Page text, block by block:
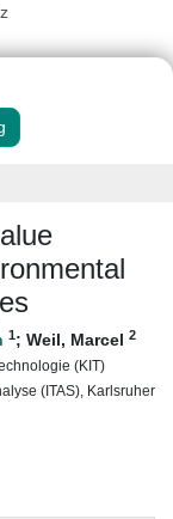
1; Weil, Marcel 2
(KIT)
(ITAS), Karlsruher